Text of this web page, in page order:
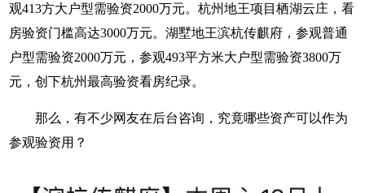
观413方大户型需验资2000万元。杭州地王项目栖湖云庄，看
房验资门槛高达3000万元。湖墅地王滨杭传麒府，参观普通
户型需验资2000万元，参观493平方米大户型需验资3800万
元，创下杭州最高验资看房纪录。
那么，有不少网友在后台咨询，究竟哪些资产可以作为
参观验资用？